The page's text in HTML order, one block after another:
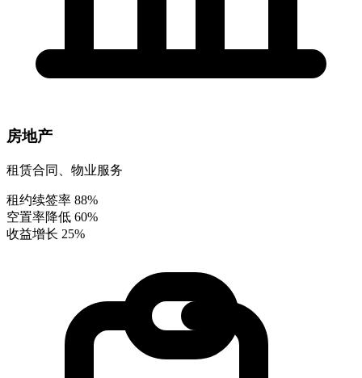
房地产
租赁合同、物业服务
租约续签率 88%
空置率降低 60%
收益增长 25%